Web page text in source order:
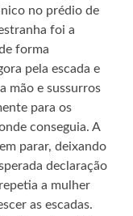
no prédio de
foi a
forma
pela escada e
mão e sussurros
para os
conseguia. A
parar, deixando
declaração
a mulher
as escadas.